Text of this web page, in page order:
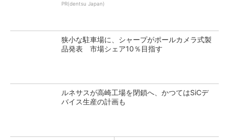
PR(dentsu Japan)
狭小な駐車場に、シャープがポールカメラ式製
品発表 市場シェア10％目指す
ルネサスが高崎工場を閉鎖へ、かつてはSiCデ
バイス生産の計画も